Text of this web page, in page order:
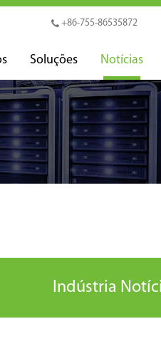
+86-755-86535872
Soluções Notícias
Indústria